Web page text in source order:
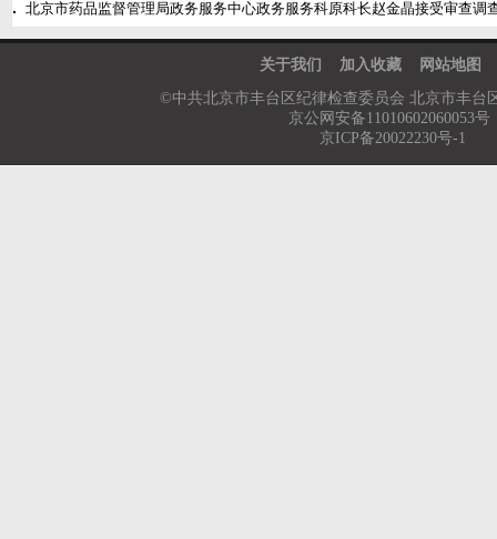
北京市药品监督管理局政务服务中心政务服务科原科长赵金晶接受审查调